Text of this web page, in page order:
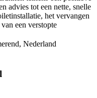
advies tot een nette, snelle
het vervangen
een verstopte
Nederland